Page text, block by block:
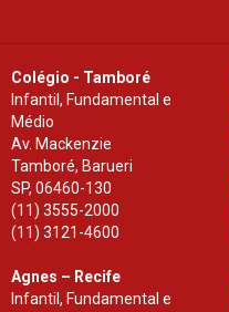
Colégio - Tamboré
Infantil, Fundamental e
Médio
Av. Mackenzie
Tamboré, Barueri
SP,06460-130
(11) 3555-2000
(11) 3121-4600
Agnes – Recife
Infantil, Fundamental e